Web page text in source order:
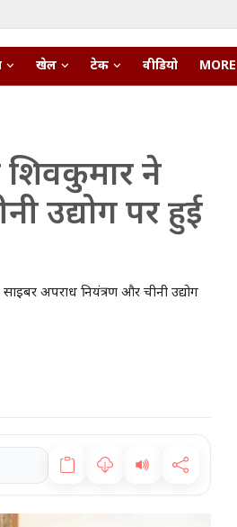
खेल टेक वीडियो MORE
ने
उद्योग पर हुई
अपराध नियंत्रण और चीनी उद्योग